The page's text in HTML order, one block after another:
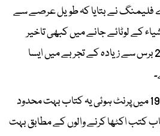
فلیمنگ نے بتایا کہ طویل عرصے سے
کے لوٹائے جانے میں کبھی تاخیر
نہیں ہوتی۔ اس فیلڈ میں 20 برس سے زیادہ کے تجربے میں ایسا
مہتممین کا کہنا تھا کہ 1910 میں پرنٹ ہوئی یہ کتاب بہت محدود
کتب اکٹھا کرنے والوں کے مطابق بہت